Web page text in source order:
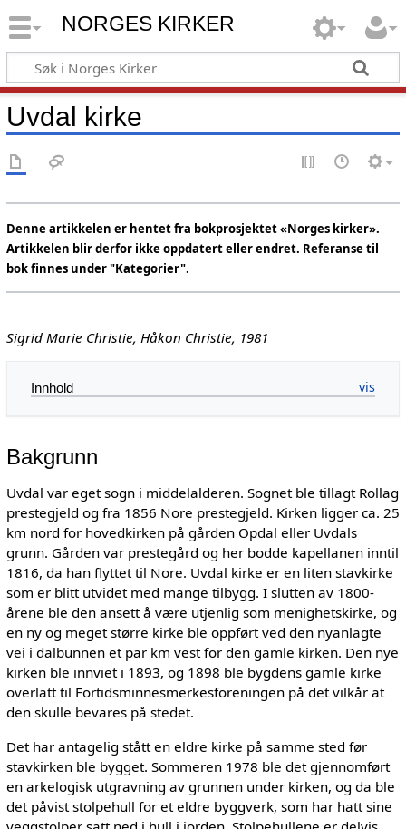
NORGES KIRKER
Uvdal kirke
Denne artikkelen er hentet fra bokprosjektet «Norges kirker».
Artikkelen blir derfor ikke oppdatert eller endret. Referanse til
bok finnes under "Kategorier".
Sigrid Marie Christie, Håkon Christie, 1981
Innhold
Bakgrunn
Uvdal var eget sogn i middelalderen. Sognet ble tillagt Rollag
prestegjeld og fra 1856 Nore prestegjeld. Kirken ligger ca. 25
km nord for hovedkirken på gården Opdal eller Uvdals
grunn. Gården var prestegård og her bodde kapellanen inntil
1816, da han flyttet til Nore. Uvdal kirke er en liten stavkirke
som er blitt utvidet med mange tilbygg. I slutten av 1800-
årene ble den ansett å være utjenlig som menighetskirke, og
en ny og meget større kirke ble oppført ved den nyanlagte
vei i dalbunnen et par km vest for den gamle kirken. Den nye
kirken ble innviet i 1893, og 1898 ble bygdens gamle kirke
overlatt til Fortidsminnesmerkesforeningen på det vilkår at
den skulle bevares på stedet.
Det har antagelig stått en eldre kirke på samme sted før
stavkirken ble bygget. Sommeren 1978 ble det gjennomført
en arkelogisk utgravning av grunnen under kirken, og da ble
det påvist stolpehull for et eldre byggverk, som har hatt sine